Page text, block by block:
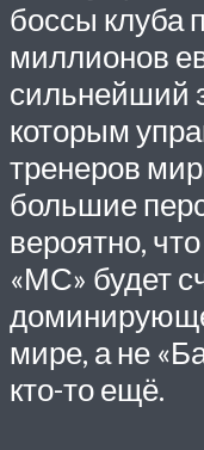
боссы клуба
миллионов
сильнейший
которым
тренеров
большие
вероятно,
«МС» будет
мире, а не
кто-то ещё.